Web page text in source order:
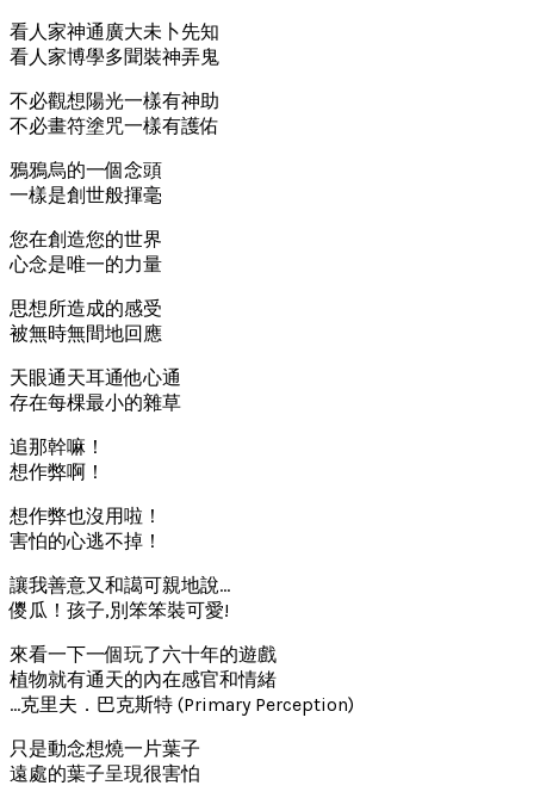
看人家神通廣大未卜先知
看人家博學多聞裝神弄鬼
不必觀想陽光一樣有神助
不必畫符塗咒一樣有護佑
鴉鴉烏的一個念頭
一樣是創世般揮毫
您在創造您的世界
心念是唯一的力量
思想所造成的感受
被無時無間地回應
天眼通天耳通他心通
存在每棵最小的雜草
追那幹嘛！
想作弊啊！
想作弊也沒用啦！
害怕的心逃不掉！
讓我善意又和譪可親地說…
儍瓜！孩子,別笨笨裝可愛!
來看一下一個玩了六十年的遊戲
植物就有通天的內在感官和情緒
…克里夫．巴克斯特 (Primary Perception)
只是動念想燒一片葉子
遠處的葉子呈現很害怕